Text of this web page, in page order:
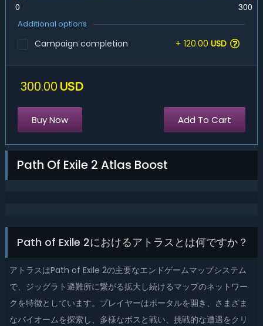
0 300
Additional options
Campaign completion + 120.00 USD
300.00 USD
Buy Now Add To Cart
Path Of Exile 2 Atlas Boost
Path of Exile 2におけるアトラスとは何ですか？
アトラスはPath of Exile 2の主要なエンドゲームマップシステム
で、ジッグラト避難所に繋がる拡大し続けるマップのネットワー
クを特徴としています。プレイヤーはポータルを開き、さまざま
なバイオームを探索し、多様なボスと戦い、挑戦的な遭遇をクリ